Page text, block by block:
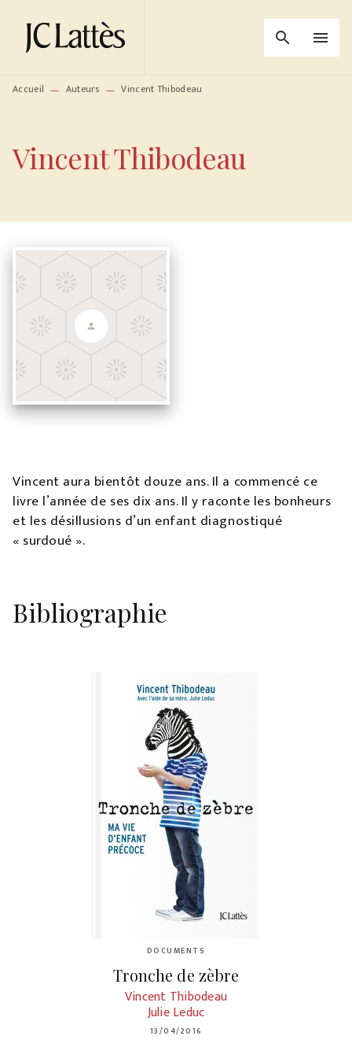
MENU RECHERCHE
PIED DE PAGE
search menu
Accueil — Auteurs — Vincent Thibodeau
Vincent Thibodeau
Vincent aura bientôt douze ans. Il a commencé ce
livre l’année de ses dix ans. Il y raconte les bonheurs
et les désillusions d’un enfant diagnostiqué
« surdoué ».
Bibliographie
DOCUMENTS
Tronche de zèbre
Vincent Thibodeau
Julie Leduc
13/04/2016